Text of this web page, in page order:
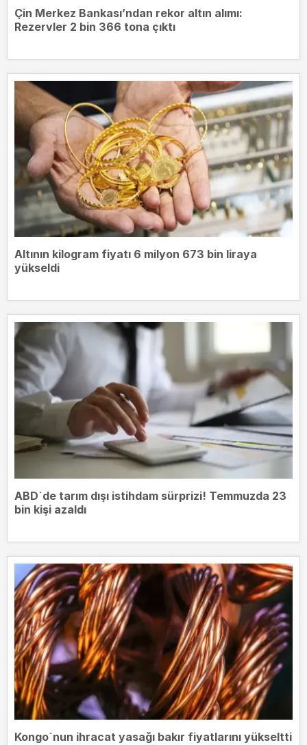
Çin Merkez Bankası’ndan rekor altın alımı:
Rezervler 2 bin 366 tona çıktı
Altının kilogram fiyatı 6 milyon 673 bin liraya
yükseldi
ABD`de tarım dışı istihdam sürprizi! Temmuzda 23
bin kişi azaldı
Kongo`nun ihracat yasağı bakır fiyatlarını yükseltti